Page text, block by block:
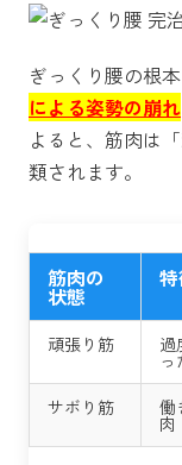
ぎっくり腰の根本
による姿勢の崩れ
よると、筋肉は
類されます。
筋肉の
状態
頑張り筋 過
っ
サボり筋
働
肉